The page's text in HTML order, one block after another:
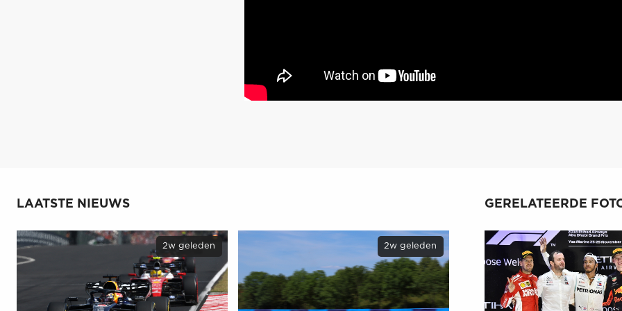
LAATSTE NIEUWS
2w geleden 2w geleden
GERELATEERDE